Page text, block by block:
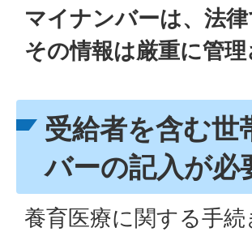
マイナンバーは、法
その情報は厳重に管理
受給者を含む世
バーの記入が必
養育医療に関する手